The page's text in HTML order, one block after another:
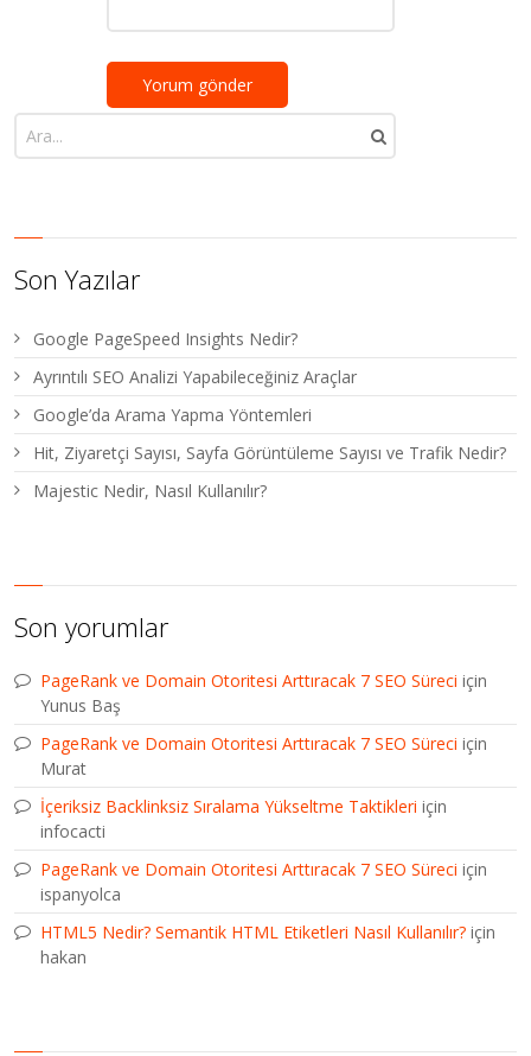
Son Yazılar
Google PageSpeed Insights Nedir?
Ayrıntılı SEO Analizi Yapabileceğiniz Araçlar
Google’da Arama Yapma Yöntemleri
Hit, Ziyaretçi Sayısı, Sayfa Görüntüleme Sayısı ve Trafik Nedir?
Majestic Nedir, Nasıl Kullanılır?
Son yorumlar
PageRank ve Domain Otoritesi Arttıracak 7 SEO Süreci için
Yunus Baş
PageRank ve Domain Otoritesi Arttıracak 7 SEO Süreci için
Murat
İçeriksiz Backlinksiz Sıralama Yükseltme Taktikleri için
infocacti
PageRank ve Domain Otoritesi Arttıracak 7 SEO Süreci için
ispanyolca
HTML5 Nedir? Semantik HTML Etiketleri Nasıl Kullanılır? için
hakan